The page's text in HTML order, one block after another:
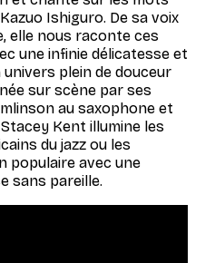
Ishiguro. De sa voix
elle nous raconte ces
une infinie délicatesse et
plein de douceur
sur scène par ses
au saxophone et
Kent illumine les
du jazz ou les
populaire avec une
sans pareille.